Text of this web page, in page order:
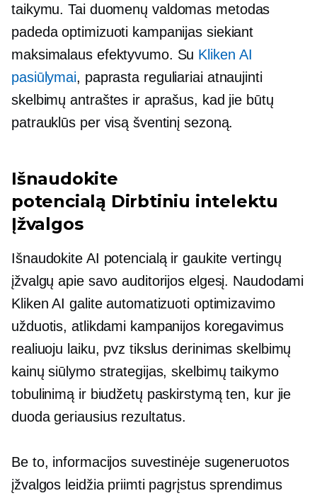
taikymu. Tai duomenų valdomas metodas
padeda optimizuoti kampanijas siekiant
maksimalaus efektyvumo. Su Kliken AI
pasiūlymai, paprasta reguliariai atnaujinti
skelbimų antraštes ir aprašus, kad jie būtų
patrauklūs per visą šventinį sezoną.
Išnaudokite
potencialą Dirbtiniu intelektu
Įžvalgos
Išnaudokite AI potencialą ir gaukite vertingų
įžvalgų apie savo auditorijos elgesį. Naudodami
Kliken AI galite automatizuoti optimizavimo
užduotis, atlikdami kampanijos koregavimus
realiuoju laiku, pvz tikslus derinimas skelbimų
kainų siūlymo strategijas, skelbimų taikymo
tobulinimą ir biudžetų paskirstymą ten, kur jie
duoda geriausius rezultatus.
Be to, informacijos suvestinėje sugeneruotos
įžvalgos leidžia priimti pagrįstus sprendimus